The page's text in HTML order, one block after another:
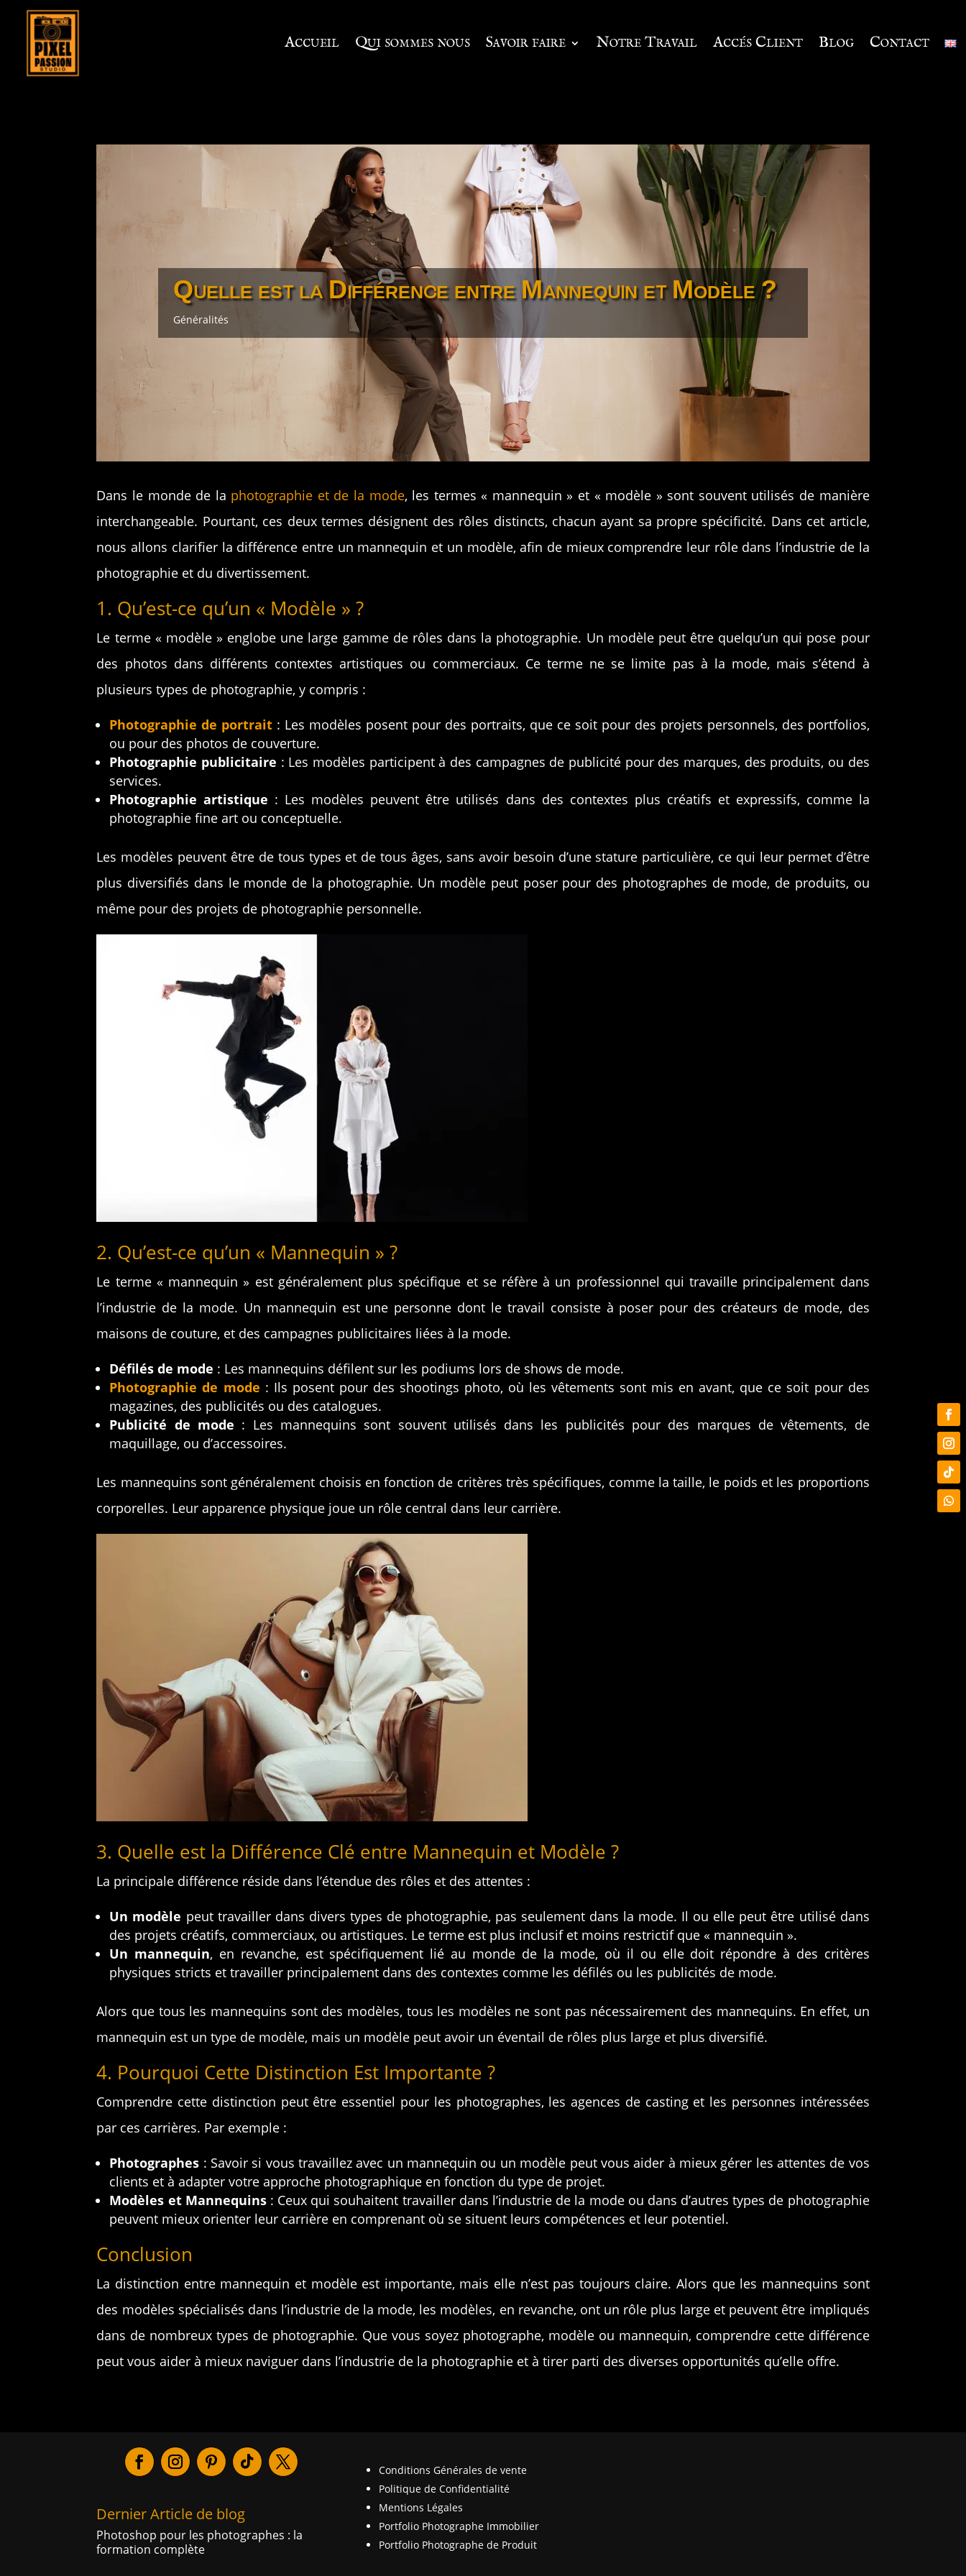
Accueil Qui sommes nous Savoir faire Notre Travail Accés Client Blog Contact
Quelle est la Différence entre Mannequin et Modèle ?
Généralités
Dans le monde de la photographie et de la mode, les termes « mannequin » et « modèle » sont souvent utilisés de manière
interchangeable. Pourtant, ces deux termes désignent des rôles distincts, chacun ayant sa propre spécificité. Dans cet article,
nous allons clarifier la différence entre un mannequin et un modèle, afin de mieux comprendre leur rôle dans l’industrie de la
photographie et du divertissement.
1. Qu’est-ce qu’un « Modèle » ?
Le terme « modèle » englobe une large gamme de rôles dans la photographie. Un modèle peut être quelqu’un qui pose pour
des photos dans différents contextes artistiques ou commerciaux. Ce terme ne se limite pas à la mode, mais s’étend à
plusieurs types de photographie, y compris :
Photographie de portrait : Les modèles posent pour des portraits, que ce soit pour des projets personnels, des portfolios,
ou pour des photos de couverture.
Photographie publicitaire : Les modèles participent à des campagnes de publicité pour des marques, des produits, ou des
services.
Photographie artistique : Les modèles peuvent être utilisés dans des contextes plus créatifs et expressifs, comme la
photographie fine art ou conceptuelle.
Les modèles peuvent être de tous types et de tous âges, sans avoir besoin d’une stature particulière, ce qui leur permet d’être
plus diversifiés dans le monde de la photographie. Un modèle peut poser pour des photographes de mode, de produits, ou
même pour des projets de photographie personnelle.
2. Qu’est-ce qu’un « Mannequin » ?
Le terme « mannequin » est généralement plus spécifique et se réfère à un professionnel qui travaille principalement dans
l’industrie de la mode. Un mannequin est une personne dont le travail consiste à poser pour des créateurs de mode, des
maisons de couture, et des campagnes publicitaires liées à la mode.
Défilés de mode : Les mannequins défilent sur les podiums lors de shows de mode.
Photographie de mode : Ils posent pour des shootings photo, où les vêtements sont mis en avant, que ce soit pour des
magazines, des publicités ou des catalogues.
Publicité de mode : Les mannequins sont souvent utilisés dans les publicités pour des marques de vêtements, de
maquillage, ou d’accessoires.
Les mannequins sont généralement choisis en fonction de critères très spécifiques, comme la taille, le poids et les proportions
corporelles. Leur apparence physique joue un rôle central dans leur carrière.
3. Quelle est la Différence Clé entre Mannequin et Modèle ?
La principale différence réside dans l’étendue des rôles et des attentes :
Un modèle peut travailler dans divers types de photographie, pas seulement dans la mode. Il ou elle peut être utilisé dans
des projets créatifs, commerciaux, ou artistiques. Le terme est plus inclusif et moins restrictif que « mannequin ».
Un mannequin, en revanche, est spécifiquement lié au monde de la mode, où il ou elle doit répondre à des critères
physiques stricts et travailler principalement dans des contextes comme les défilés ou les publicités de mode.
Alors que tous les mannequins sont des modèles, tous les modèles ne sont pas nécessairement des mannequins. En effet, un
mannequin est un type de modèle, mais un modèle peut avoir un éventail de rôles plus large et plus diversifié.
4. Pourquoi Cette Distinction Est Importante ?
Comprendre cette distinction peut être essentiel pour les photographes, les agences de casting et les personnes intéressées
par ces carrières. Par exemple :
Photographes : Savoir si vous travaillez avec un mannequin ou un modèle peut vous aider à mieux gérer les attentes de vos
clients et à adapter votre approche photographique en fonction du type de projet.
Modèles et Mannequins: Ceux qui souhaitent travailler dans l’industrie de la mode ou dans d’autres types de photographie
peuvent mieux orienter leur carrière en comprenant où se situent leurs compétences et leur potentiel.
Conclusion
La distinction entre mannequin et modèle est importante, mais elle n’est pas toujours claire. Alors que les mannequins sont
des modèles spécialisés dans l’industrie de la mode, les modèles, en revanche, ont un rôle plus large et peuvent être impliqués
dans de nombreux types de photographie. Que vous soyez photographe, modèle ou mannequin, comprendre cette différence
peut vous aider à mieux naviguer dans l’industrie de la photographie et à tirer parti des diverses opportunités qu’elle offre.
Dernier Article de blog
Photoshop pour les photographes : la
formation complète
Conditions Générales de vente
Politique de Confidentialité
Mentions Légales
Portfolio Photographe Immobilier
Portfolio Photographe de Produit